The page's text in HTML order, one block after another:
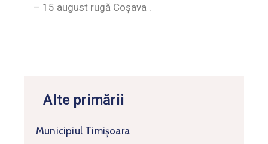
Alte primării
Municipiul Timişoara
– 15 august rugă Coșava .